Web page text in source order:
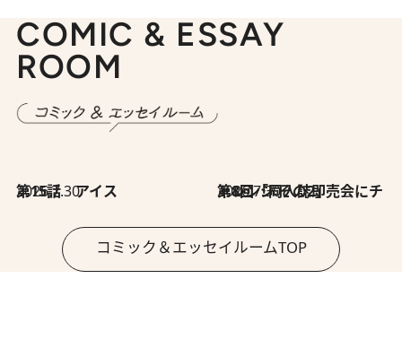
COMIC & ESSAY
ROOM
2026.7.30
第15話 アイス 2026.7.30
第8回「同人誌即売会にチャレンジ その2」
コミック＆エッセイルームTOP